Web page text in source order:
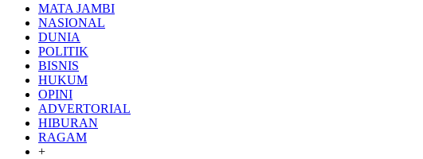
MATA JAMBI
NASIONAL
DUNIA
POLITIK
BISNIS
HUKUM
OPINI
ADVERTORIAL
HIBURAN
RAGAM
+